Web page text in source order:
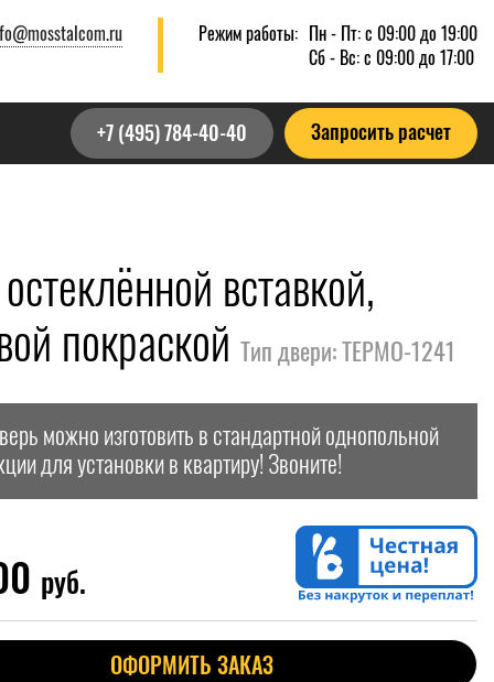
Режим работы: Пн - Пт: с 09:00 до 19:00
Сб - Вс: с 09:00 до 17:00
+7 (495) 784-40-40 Запросить расчет
вставкой,
покраской Тип двери: ТЕРМО-1241
можно изготовить в стандартной однопольной
для установки в квартиру! Звоните!
руб.
ОФОРМИТЬ ЗАКАЗ